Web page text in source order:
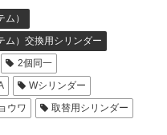
）
ム）交換用シリンダー
2個同一
Wシリンダー
ウワ 取替用シリンダー